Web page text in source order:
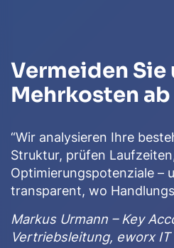
Vermeiden
Mehrkosten
“Wir analysieren Ihre
Struktur, prüfen
Optimierungspotenziale –
transparent, wo
Markus Urmann – Key
Vertriebsleitung, eworx